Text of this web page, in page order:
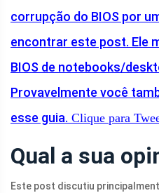
corrupção do BIOS por
encontrar este post. Ele
BIOS de notebooks/
Provavelmente você
esse guia. Clique para
Qual a sua
Este post discutiu